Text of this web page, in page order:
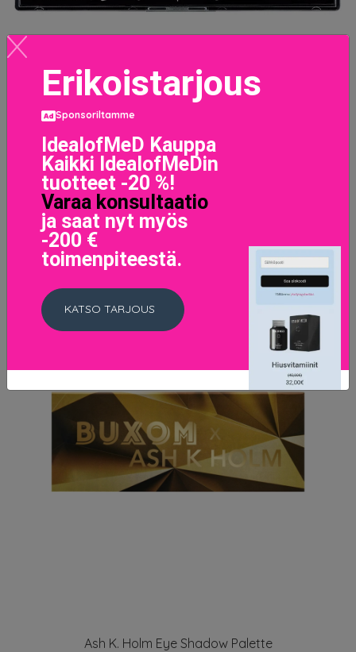
Perfect Filter Shadow Palette Marine Layer
17.84 EUR22.3 EUR
LISÄTIETOJA
Ash K. Holm Eye Shadow Palette
Erikoistarjous
Sponsoriltamme
IdealofMeD Kauppa
Kaikki IdealofMeDin
tuotteet -20 %!
Varaa konsultaatio
ja saat nyt myös
-200 €
toimenpiteestä.
KATSO TARJOUS